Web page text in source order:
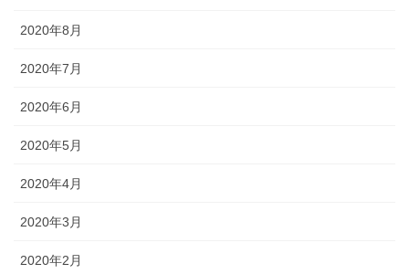
2020年8月
2020年7月
2020年6月
2020年5月
2020年4月
2020年3月
2020年2月